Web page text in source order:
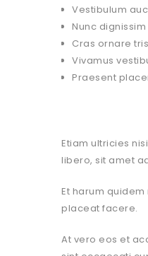
Vestibulum
Nunc
Cras ornare
Vivamus
Praesent
Etiam ultricies
libero, sit amet
Et harum
placeat facere.
At vero eos et